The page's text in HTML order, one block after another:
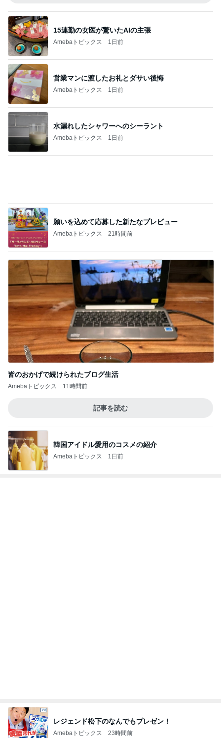
15連勤の女医が驚いたAIの主張
Amebaトピックス 1日前
営業マンに渡したお礼とダサい後悔
Amebaトピックス 1日前
水漏れしたシャワーへのシーラント
Amebaトピックス 1日前
願いを込めて応募した新たなプレビュー
Amebaトピックス 21時間前
皆のおかげで続けられたブログ生活
Amebaトピックス 11時間前
記事を読む
韓国アイドル愛用のコスメの紹介
Amebaトピックス 1日前
レジェンド松下のなんでもプレゼン！
Amebaトピックス 23時間前